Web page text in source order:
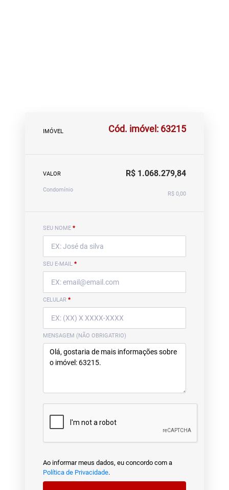
IMÓVEL Cód. imóvel: 63215
VALOR R$ 1.068.279,84
Condomínio
R$ 0,00
SEU NOME *
SEU E-MAIL *
CELULAR *
MENSAGEM (NÃO OBRIGATRIO)
Ao informar meus dados, eu concordo com a
Política de Privacidade.